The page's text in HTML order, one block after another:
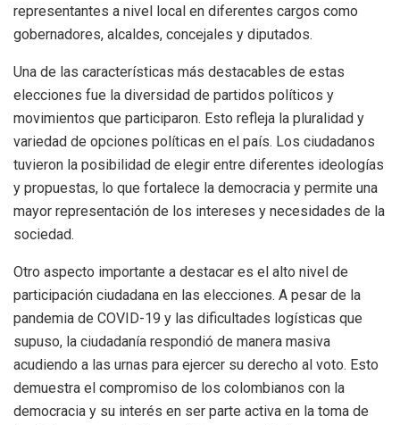
representantes a nivel local en diferentes cargos como
gobernadores, alcaldes, concejales y diputados.
Una de las características más destacables de estas
elecciones fue la diversidad de partidos políticos y
movimientos que participaron. Esto refleja la pluralidad y
variedad de opciones políticas en el país. Los ciudadanos
tuvieron la posibilidad de elegir entre diferentes ideologías
y propuestas, lo que fortalece la democracia y permite una
mayor representación de los intereses y necesidades de la
sociedad.
Otro aspecto importante a destacar es el alto nivel de
participación ciudadana en las elecciones. A pesar de la
pandemia de COVID-19 y las dificultades logísticas que
supuso, la ciudadanía respondió de manera masiva
acudiendo a las urnas para ejercer su derecho al voto. Esto
demuestra el compromiso de los colombianos con la
democracia y su interés en ser parte activa en la toma de